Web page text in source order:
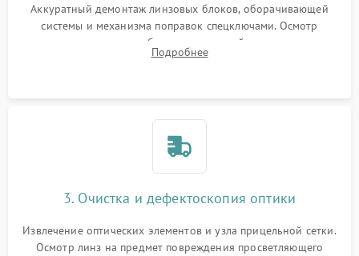
Аккуратный демонтаж линзовых блоков, оборачивающей
системы и механизма поправок спецключами. Осмотр
внутренних резьбовых соединений, пружин и
уплотнительных колец. Поиск причин люфта, смещения
Подробнее
3. Очистка и дефектоскопия оптики
Извлечение оптических элементов и узла прицельной сетки.
Осмотр линз на предмет повреждения просветляющего